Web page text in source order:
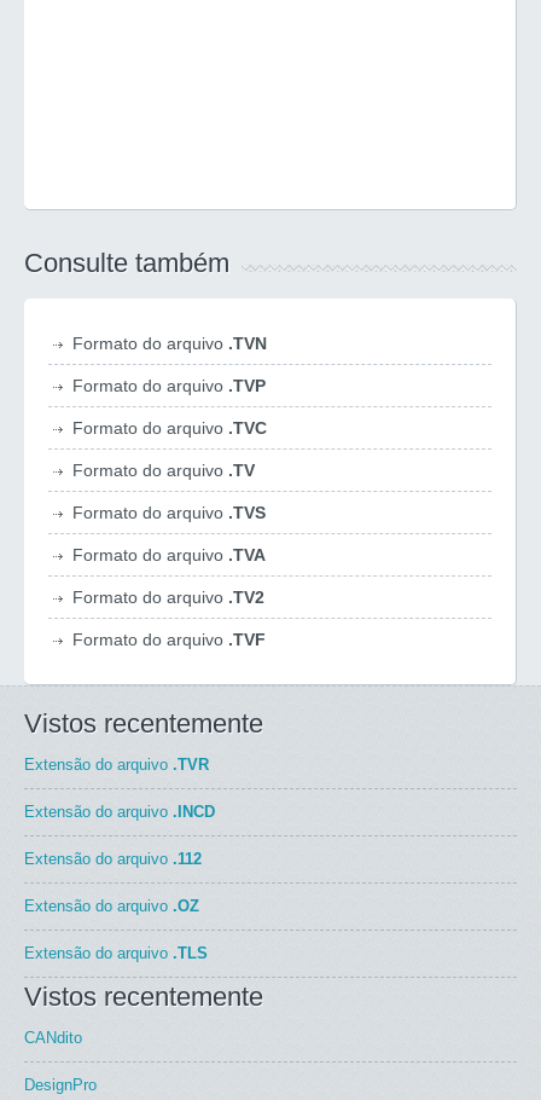
Consulte também
Formato do arquivo .TVN
Formato do arquivo .TVP
Formato do arquivo .TVC
Formato do arquivo .TV
Formato do arquivo .TVS
Formato do arquivo .TVA
Formato do arquivo .TV2
Formato do arquivo .TVF
Vistos recentemente
Extensão do arquivo .TVR
Extensão do arquivo .INCD
Extensão do arquivo .112
Extensão do arquivo .OZ
Extensão do arquivo .TLS
Vistos recentemente
CANdito
DesignPro